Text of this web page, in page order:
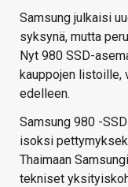
Samsung julkaisi
syksynä, mutta
Nyt 980 SSD-
kauppojen listoille,
edelleen.
Samsung 980 -
isoksi
Thaimaan
tekniset